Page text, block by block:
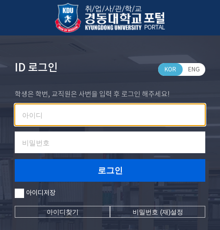
KOR ENG
ID 로그인
학생은 학번, 교직원은 사번을 입력 후 로그인 해주세요!
로그인
아이디저장
아이디찾기 비밀번호 (재)설정